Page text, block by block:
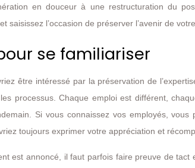
en douceur à une restructuration du
saisissez l’occasion de préserver l’avenir de
se familiariser
être intéressé par la préservation de
processus. Chaque emploi est différent,
Si vous connaissez vos employés,
toujours exprimer votre appréciation et
est annoncé, il faut parfois faire preuve de